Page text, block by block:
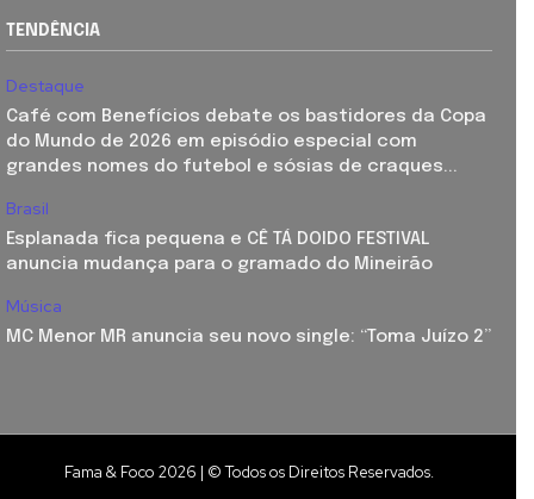
TENDÊNCIA
Destaque
Café com Benefícios debate os bastidores da Copa
do Mundo de 2026 em episódio especial com
grandes nomes do futebol e sósias de craques...
Brasil
Esplanada fica pequena e CÊ TÁ DOIDO FESTIVAL
anuncia mudança para o gramado do Mineirão
Música
MC Menor MR anuncia seu novo single: “Toma Juízo 2”
Fama & Foco 2026 | © Todos os Direitos Reservados.